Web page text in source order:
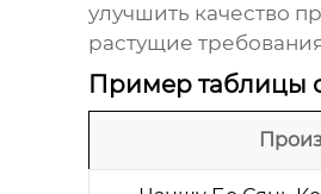
улучшить качество
растущие
Пример таблицы